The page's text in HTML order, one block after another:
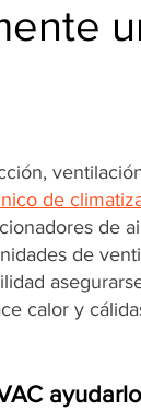
de
de
de
calor y